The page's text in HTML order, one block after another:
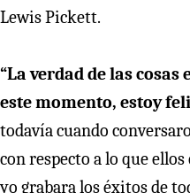
Lewis Pickett.
“La verdad de las cosas
este momento, estoy
todavía cuando
con respecto a lo que
yo grabara los éxitos de